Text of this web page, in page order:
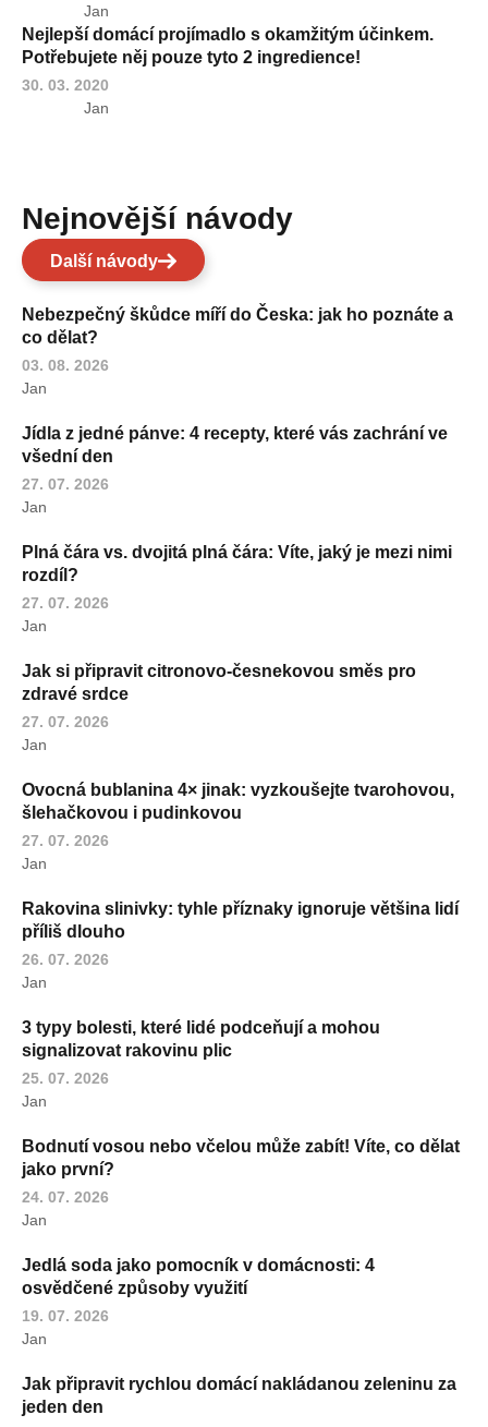
Jan
Nejlepší domácí projímadlo s okamžitým účinkem.
Potřebujete něj pouze tyto 2 ingredience!
30. 03. 2020
Jan
Nejnovější návody
Další návody
Nebezpečný škůdce míří do Česka: jak ho poznáte a
co dělat?
03. 08. 2026
Jan
Jídla z jedné pánve: 4 recepty, které vás zachrání ve
všední den
27. 07. 2026
Jan
Plná čára vs. dvojitá plná čára: Víte, jaký je mezi nimi
rozdíl?
27. 07. 2026
Jan
Jak si připravit citronovo-česnekovou směs pro
zdravé srdce
27. 07. 2026
Jan
Ovocná bublanina 4× jinak: vyzkoušejte tvarohovou,
šlehačkovou i pudinkovou
27. 07. 2026
Jan
Rakovina slinivky: tyhle příznaky ignoruje většina lidí
příliš dlouho
26. 07. 2026
Jan
3 typy bolesti, které lidé podceňují a mohou
signalizovat rakovinu plic
25. 07. 2026
Jan
Bodnutí vosou nebo včelou může zabít! Víte, co dělat
jako první?
24. 07. 2026
Jan
Jedlá soda jako pomocník v domácnosti: 4
osvědčené způsoby využití
19. 07. 2026
Jan
Jak připravit rychlou domácí nakládanou zeleninu za
jeden den